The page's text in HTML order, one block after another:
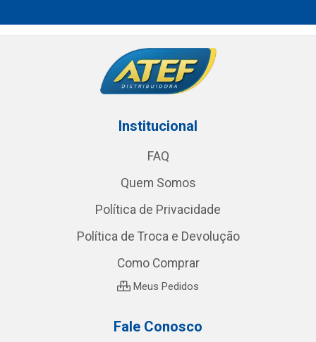
Institucional
FAQ
Quem Somos
Política de Privacidade
Política de Troca e Devolução
Como Comprar
Meus Pedidos
Fale Conosco